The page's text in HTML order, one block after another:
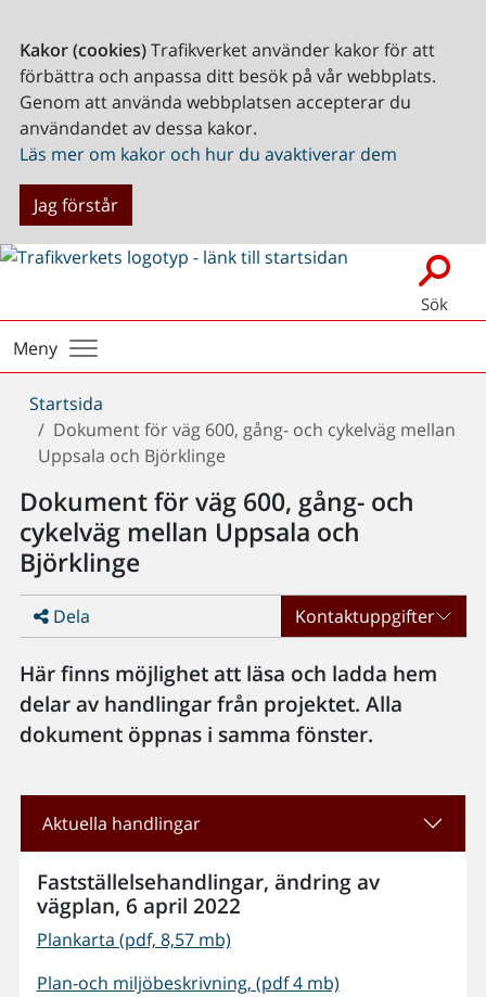
Kakor (cookies)Trafikverket använder kakor för att
förbättra och anpassa ditt besök på vår webbplats.
Genom att använda webbplatsen accepterar du
användandet av dessa kakor.
Läs mer om kakor och hur du avaktiverar dem
Jag förstår
Sök
Meny
Du
är
här:
Startsida
Dokument för väg 600, gång- och cykelväg mellan
Uppsala och Björklinge
Dokument för väg 600, gång- och
cykelväg mellan Uppsala och
Björklinge
Dela Kontaktuppgifter
Här finns möjlighet att läsa och ladda hem
delar av handlingar från projektet. Alla
dokument öppnas i samma fönster.
Aktuella handlingar
Fastställelsehandlingar, ändring av
vägplan, 6 april 2022
Plankarta (pdf, 8,57 mb)
Plan-och miljöbeskrivning, (pdf 4 mb)